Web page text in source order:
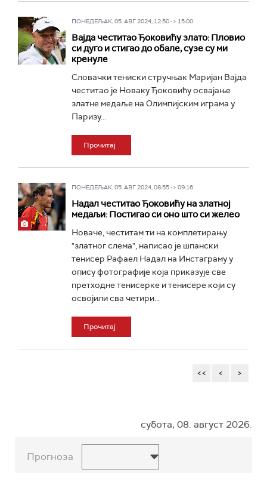
ПОНЕДЕЉАК, 05. АВГ 2024, 12:50 -> 15:00
Вајда честитао Ђоковићу злато: Пловио
си дуго и стигао до обале, сузе су ми
кренуле
Словачки тениски стручњак Маријан Вајда
честитао је Новаку Ђоковићу освајање
златне медаље на Олимпијским играма у
Паризу...
Прочитај
ПОНЕДЕЉАК, 05. АВГ 2024, 08:55 -> 09:16
Надал честитао Ђоковићу на златној
медаљи: Постигао си оно што си желео
Новаче, честитам ти на комплетирању
"златног слема", написао је шпански
тенисер Рафаел Надал на Инстаграму у
опису фотографије која приказује све
претходне тенисерке и тенисере који су
освојили сва четири...
Прочитај
<< < >
субота, 08. август 2026.
Прогноза